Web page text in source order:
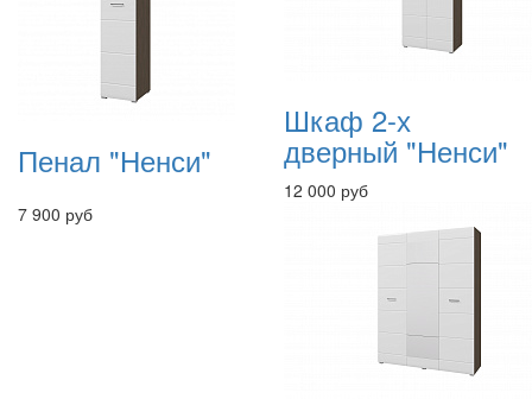
Пенал "Ненси"
7 900 руб
Шкаф 2-х
дверный "Ненси"
12 000 руб